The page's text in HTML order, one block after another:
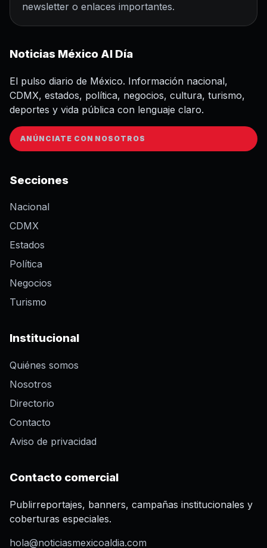
newsletter o enlaces importantes.
Noticias México Al Día
El pulso diario de México. Información nacional,
CDMX, estados, política, negocios, cultura, turismo,
deportes y vida pública con lenguaje claro.
ANÚNCIATE CON NOSOTROS
Secciones
Nacional
CDMX
Estados
Política
Negocios
Turismo
Institucional
Quiénes somos
Nosotros
Directorio
Contacto
Aviso de privacidad
Contacto comercial
Publirreportajes, banners, campañas institucionales y
coberturas especiales.
hola@noticiasmexicoaldia.com